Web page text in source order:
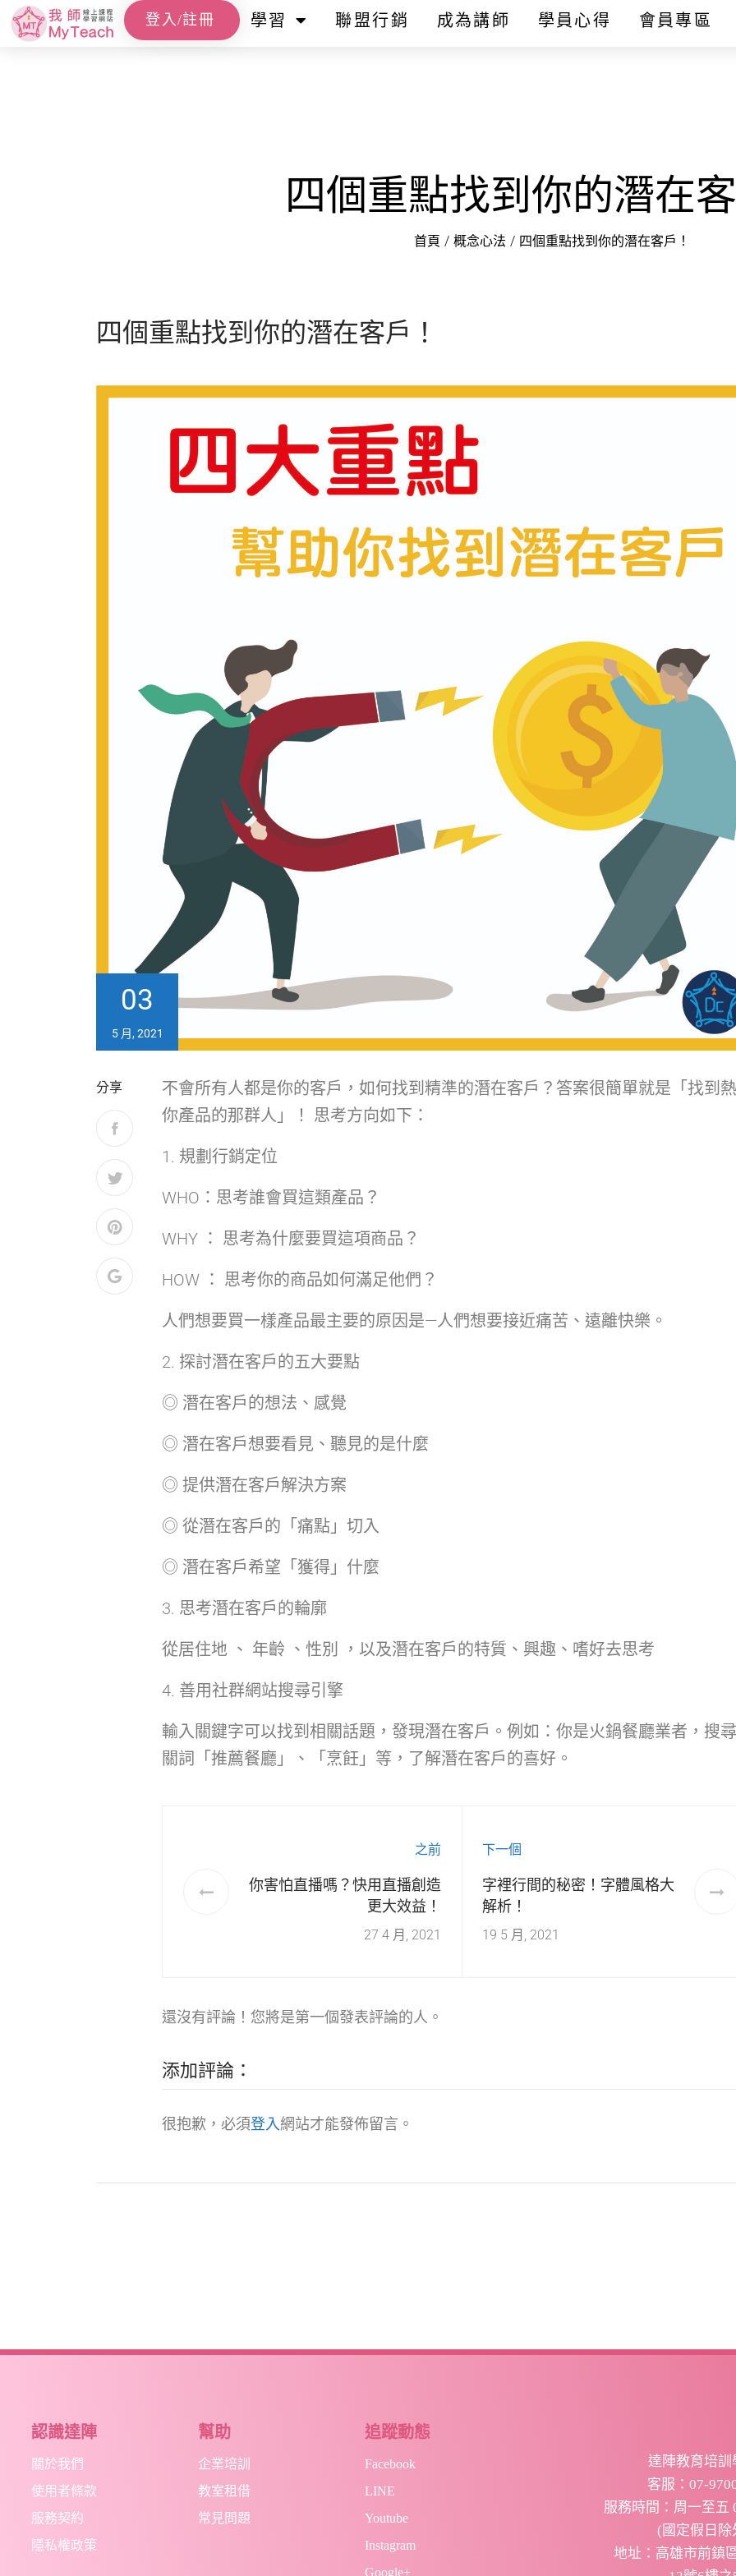
登入/註冊 學習 聯盟行銷 成為講師 學員心得 會員專區
四個重點找到你的潛在
首頁 / 概念心法 / 四個重點找到你的潛在客戶！
四個重點找到你的潛在客戶！
03
5 月, 2021
分享
不會所有人都是你的客戶，如何找到精準的潛在客戶？答案很簡單就是「找到
你產品的那群人」！ 思考方向如下：
1. 規劃行銷定位
WHO：思考誰會買這類產品？
WHY ： 思考為什麼要買這項商品？
HOW ： 思考你的商品如何滿足他們？
人們想要買一樣產品最主要的原因是—人們想要接近痛苦、遠離快樂。
2. 探討潛在客戶的五大要點
◎ 潛在客戶的想法、感覺
◎ 潛在客戶想要看見、聽見的是什麼
◎ 提供潛在客戶解決方案
◎ 從潛在客戶的「痛點」切入
◎ 潛在客戶希望「獲得」什麼
3. 思考潛在客戶的輪廓
從居住地 、 年齡 、性別 ，以及潛在客戶的特質、興趣、嗜好去思考
4. 善用社群網站搜尋引擎
輸入關鍵字可以找到相關話題，發現潛在客戶。例如：你是火鍋餐廳業者，搜
關詞「推薦餐廳」、「烹飪」等，了解潛在客戶的喜好。
之前
你害怕直播嗎？快用直播創造
更大效益！
27 4 月, 2021
下一個
字裡行間的秘密！字體風格大
解析！
19 5 月, 2021
還沒有評論！您將是第一個發表評論的人。
添加評論：
很抱歉，必須登入網站才能發佈留言。
認識達陣
關於我們
使用者條款
服務契約
隱私權政策
幫助
企業培訓
教室租借
常見問題
追蹤動態
Facebook
LINE
Youtube
Instagram
Google+
達陣教育培訓
客服：07-
服務時間：周一至五
(國定假日除
地址：高雄市前鎮